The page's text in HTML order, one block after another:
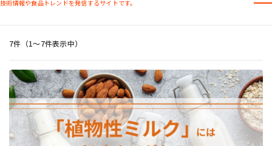
技術情報や食品トレンドを発信するサイトです。
製品情報
レシピ
イベント・セミナー
ミヨシ油脂の強み
7件（1〜7件表示中）